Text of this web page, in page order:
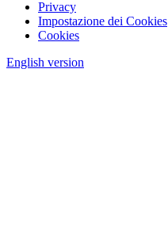
Privacy
Impostazione dei Cookies
Cookies
English version